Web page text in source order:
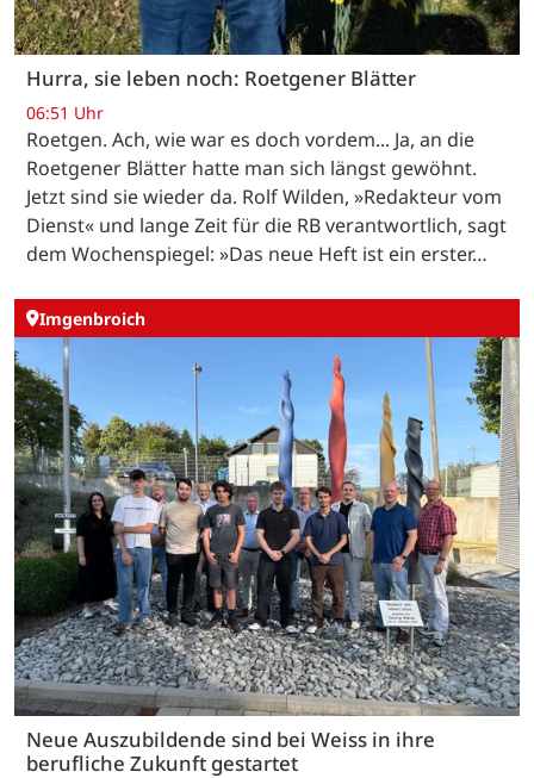
Hurra, sie leben noch: Roetgener Blätter
06:51 Uhr
Roetgen. Ach, wie war es doch vordem... Ja, an die
Roetgener Blätter hatte man sich längst gewöhnt.
Jetzt sind sie wieder da. Rolf Wilden, »Redakteur vom
Dienst« und lange Zeit für die RB verantwortlich, sagt
dem Wochenspiegel: »Das neue Heft ist ein erster…
Imgenbroich
Neue Auszubildende sind bei Weiss in ihre
berufliche Zukunft gestartet